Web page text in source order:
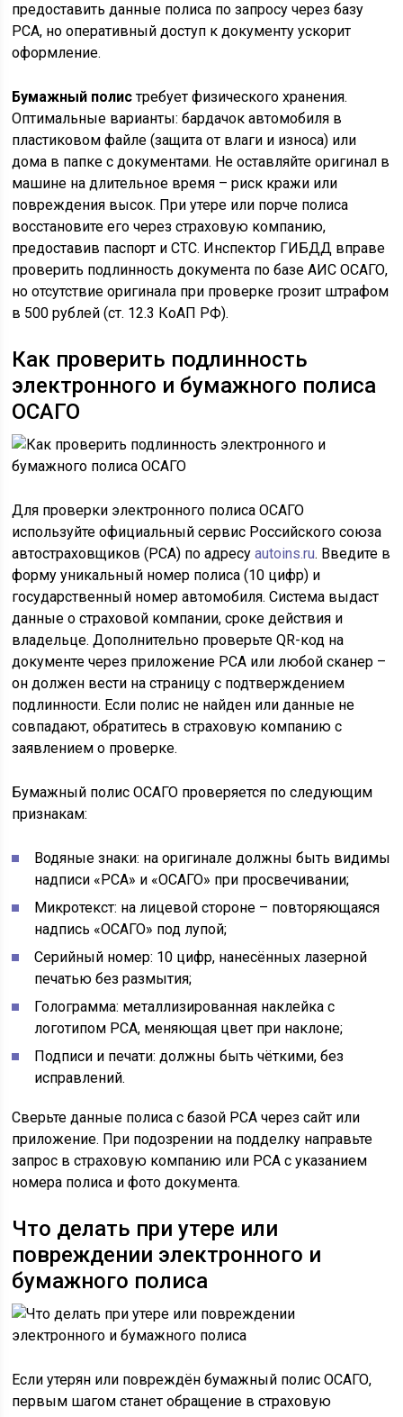
предоставить данные полиса по запросу через базу
РСА, но оперативный доступ к документу ускорит
оформление.
Бумажный полистребует физического хранения.
Оптимальные варианты: бардачок автомобиля в
пластиковом файле (защита от влаги и износа) или
дома в папке с документами. Не оставляйте оригинал в
машине на длительное время – риск кражи или
повреждения высок. При утере или порче полиса
восстановите его через страховую компанию,
предоставив паспорт и СТС. Инспектор ГИБДД вправе
проверить подлинность документа по базе АИС ОСАГО,
но отсутствие оригинала при проверке грозит штрафом
в 500 рублей (ст. 12.3 КоАП РФ).
Как проверить подлинность
электронного и бумажного полиса
ОСАГО
Для проверки электронного полиса ОСАГО
используйте официальный сервис Российского союза
автостраховщиков (РСА) по адресуautoins.ru. Введите в
форму уникальный номер полиса (10 цифр) и
государственный номер автомобиля. Система выдаст
данные о страховой компании, сроке действия и
владельце. Дополнительно проверьте QR-код на
документе через приложение РСА или любой сканер –
он должен вести на страницу с подтверждением
подлинности. Если полис не найден или данные не
совпадают, обратитесь в страховую компанию с
заявлением о проверке.
Бумажный полис ОСАГО проверяется по следующим
признакам:
Водяные знаки: на оригинале должны быть видимы
надписи «РСА» и «ОСАГО» при просвечивании;
Микротекст: на лицевой стороне – повторяющаяся
надпись «ОСАГО» под лупой;
Серийный номер: 10 цифр, нанесённых лазерной
печатью без размытия;
Голограмма: металлизированная наклейка с
логотипом РСА, меняющая цвет при наклоне;
Подписи и печати: должны быть чёткими, без
исправлений.
Сверьте данные полиса с базой РСА через сайт или
приложение. При подозрении на подделку направьте
запрос в страховую компанию или РСА с указанием
номера полиса и фото документа.
Что делать при утере или
повреждении электронного и
бумажного полиса
Если утерян или повреждён бумажный полис ОСАГО,
первым шагом станет обращение в страховую